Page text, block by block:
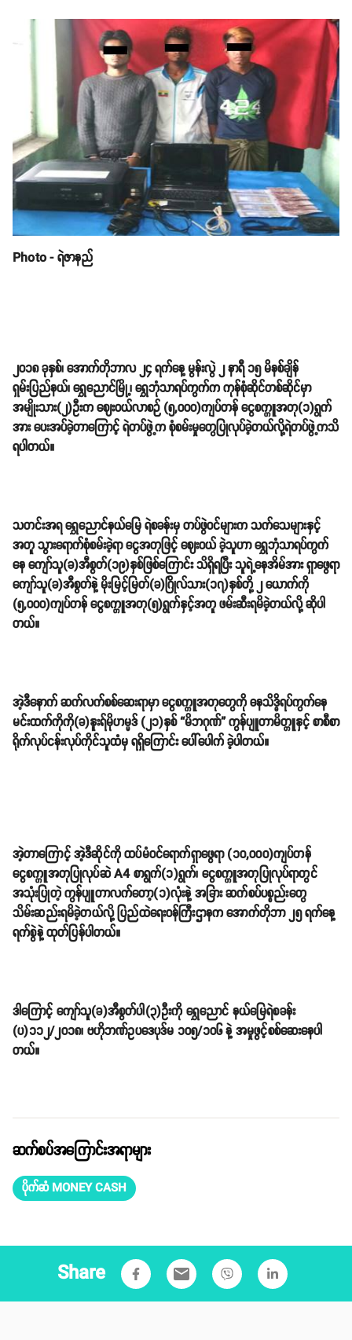
Photo - ရဲဇာနည်
၂၀၁၈ ခုနှစ်၊ အောက်တိုဘာလ ၂၄ ရက်နေ့ မွန်းလွဲ ၂ နာရီ ၁၅ မိနစ်ချိန်
ရှမ်းပြည်နယ်၊ ရွှေညောင်မြို့၊ ရွှေဘုံသာရပ်ကွက်က ကုန်စုံဆိုင်တစ်ဆိုင်မှာ
အမျိုးသား(၂)ဦးက ဈေးဝယ်လာစဉ် (၅,၀၀၀)ကျပ်တန် ငွေစက္ကူအတု(၁)ရွက်
အား ပေးအပ်ခဲ့တာကြောင့် ရဲတပ်ဖွဲ့က စုံစမ်းမှုတွေပြုလုပ်ခဲ့တယ်လို့ရဲတပ်ဖွဲ့ကသိ
ရပါတယ်။
သတင်းအရ ရွှေညောင်နယ်မြေ ရဲစခန်းမှ တပ်ဖွဲဝင်များက သက်သေများနှင့်
အတူ သွားရောက်စုံစမ်းခဲ့ရာ ငွေအတုဖြင့် ဈေးဝယ် ခဲ့သူဟာ ရွှေဘုံသာရပ်ကွက်
နေ ကျော်သူ(ခ)အီစွတ်(၁၉)နှစ်ဖြစ်ကြောင်း သိရှိရပြီး သူရဲ့နေအိမ်အား ရှာဖွေရာ
ကျော်သူ(ခ)အီစွတ်နဲ့ မိုးမြင့်မြတ်(ခ)ဂြိုလ်သား(၁၇)နှစ်တို့ ၂ ယောက်ကို
(၅,၀၀၀)ကျပ်တန် ငွေစက္ကူအတု(၅)ရွက်နှင့်အတူ ဖမ်းဆီးရမိခဲ့တယ်လို့ ဆိုပါ
တယ်။
အဲ့ဒီနောက် ဆက်လက်စစ်ဆေးရာမှာ ငွေစက္ကူအတုတွေကို ဓနသိဒ္ဓိရပ်ကွက်နေ
မင်းထက်ကိုကို(ခ)နူးရ်မိုဟမ္မဒ် (၂၁)နှစ် “မိဘဂုဏ်” ကွန်ပျူတာမိတ္တူနှင့် စာစီစာ
ရိုက်လုပ်ငန်းလုပ်ကိုင်သူထံမှ ရရှိကြောင်း ပေါ်ပေါက် ခဲ့ပါတယ်။
အဲ့တာကြောင့် အဲ့ဒီဆိုင်ကို ထပ်မံဝင်ရောက်ရှာဖွေရာ (၁၀,၀၀၀)ကျပ်တန်
ငွေစက္ကူအတုပြုလုပ်ဆဲ A4 စာရွက်(၁)ရွက်၊ ငွေစက္ကူအတုပြုလုပ်ရာတွင်
အသုံးပြုတဲ့ ကွန်ပျူတာလက်တော့(၁)လုံးနဲ့ အခြား ဆက်စပ်ပစ္စည်းတွေ
သိမ်းဆည်းရမိခဲ့တယ်လို့ ပြည်ထဲရေးဝန်ကြီးဌာနက အောက်တိုဘာ ၂၅ ရက်နေ့
ရက်စွဲနဲ့ ထုတ်ပြန်ပါတယ်။
ဒါကြောင့် ကျော်သူ(ခ)အီစွတ်ပါ(၃)ဦးကို ရွှေညောင် နယ်မြေရဲစခန်း
(ပ)၁၁၂/၂၀၁၈၊ ဗဟိုဘဏ်ဥပဒေပုဒ်မ ၁၀၅/၁၀၆ နဲ့ အမှုဖွင့်စစ်ဆေးနေပါ
တယ်။
ဆက်စပ်အကြောင်းအရာများ
ပိုက်ဆံ MONEY CASH
Share email